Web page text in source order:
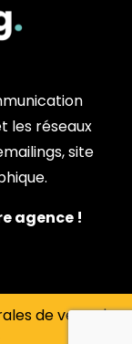
les réseaux
site
agence !
de vente|